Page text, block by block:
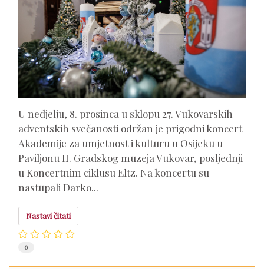
U nedjelju, 8. prosinca u sklopu 27. Vukovarskih
adventskih svečanosti održan je prigodni koncert
Akademije za umjetnost i kulturu u Osijeku u
Paviljonu II. Gradskog muzeja Vukovar, posljednji
u Koncertnim ciklusu Eltz. Na koncertu su
nastupali Darko...
Nastavi čitati
0